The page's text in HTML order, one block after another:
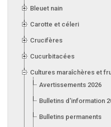
Bleuet nain
Carotte et céleri
Crucifères
Cucurbitacées
Cultures maraîchères et
Avertissements 2026
Bulletins d'information
Bulletins permanents